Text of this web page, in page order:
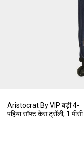
Aristocrat By VIP बड़ी 4-
पहिया सॉफ्ट केस ट्रॉली, 1